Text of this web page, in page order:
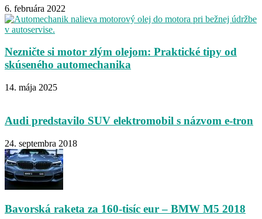
6. februára 2022
Nezničte si motor zlým olejom: Praktické tipy od
skúseného automechanika
14. mája 2025
Audi predstavilo SUV elektromobil s názvom e-tron
24. septembra 2018
Bavorská raketa za 160-tisíc eur – BMW M5 2018